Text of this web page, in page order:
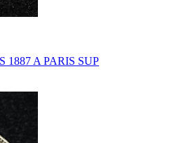
1887 A PARIS SUP